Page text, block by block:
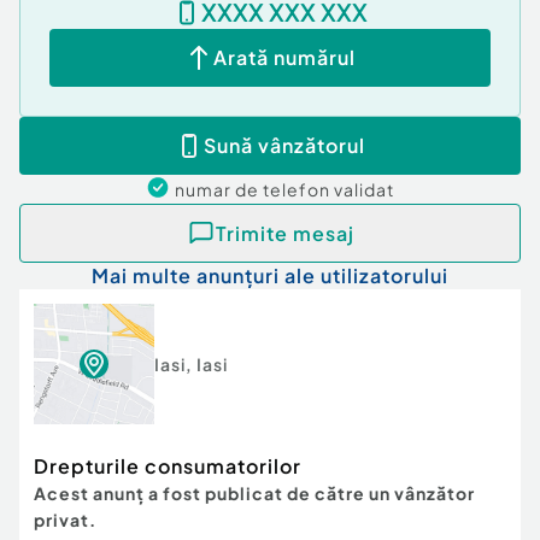
XXXX XXX XXX
Arată numărul
Sună vânzătorul
numar de telefon validat
Trimite mesaj
Mai multe anunțuri ale utilizatorului
Iasi, Iasi
Drepturile consumatorilor
Acest anunț a fost publicat de către un vânzător
privat.